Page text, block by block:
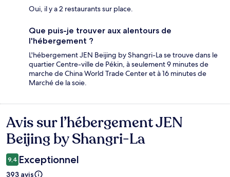
Oui, il y a 2 restaurants sur place.
Que puis-je trouver aux alentours de
l'hébergement ?
L'hébergement JEN Beijing by Shangri-La se trouve dans le
quartier Centre-ville de Pékin, à seulement 9 minutes de
marche de China World Trade Center et à 16 minutes de
Marché de la soie.
Avis
Avis sur l’hébergement JEN
Beijing by Shangri-La
9,4 Exceptionnel
393 avis